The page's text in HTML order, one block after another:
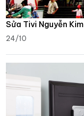
Sửa Tivi Nguyễn Kim
24/10